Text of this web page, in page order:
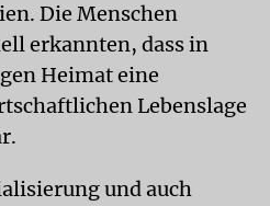
Die Menschen
erkannten, dass in
Heimat eine
Lebenslage
und auch